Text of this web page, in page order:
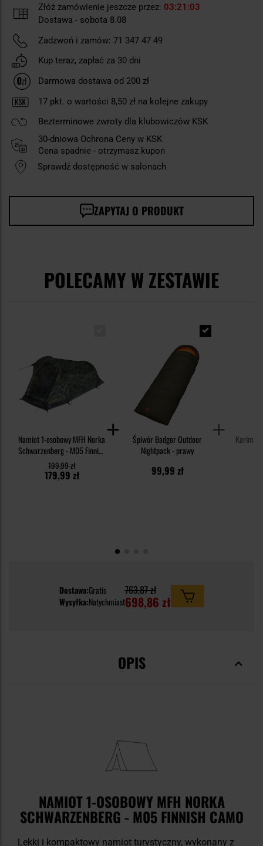
Złóż zamówienie jeszcze przez: 03 21 02
Dostawa - sobota 8.08
Zadzwoń i zamów: 71 347 47 49
Kup teraz, zapłać za 30 dni
Darmowa dostawa od 200 zł
17 pkt. o wartości 8,50 zł na kolejne zakupy
Bezterminowe zwroty dla klubowiczów KSK
30-dniowa Ochrona Ceny w KSK
Cena spadnie - otrzymasz kupon
Sprawdź dostępność w salonach
ZAPYTAJ O PRODUKT
POLECAMY W ZESTAWIE
Namiot 1-osobowy MFH Norka
Schwarzenberg - M05 Finnish
Camo
179,99 zł
199,99 zł
Śpiwór Badger Outdoor
Nightpack - prawy
99,99 zł
Dostawa:Gratis
Wysyłka:Natychmiast
763,87 zł
698,86 zł
OPIS
NAMIOT 1-OSOBOWY MFH NORKA
SCHWARZENBERG - M05 FINNISH CAMO
Lekki i kompaktowy namiot turystyczny, wykonany z